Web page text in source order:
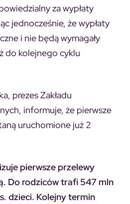
za wypłaty
jednocześnie, że wypłaty
i nie będą wymagały
do kolejnego cyklu
prezes Zakładu
informuje, że pierwsze
uruchomione już 2
pierwsze przelewy
Do rodziców trafi 547 mln
dzieci. Kolejny termin